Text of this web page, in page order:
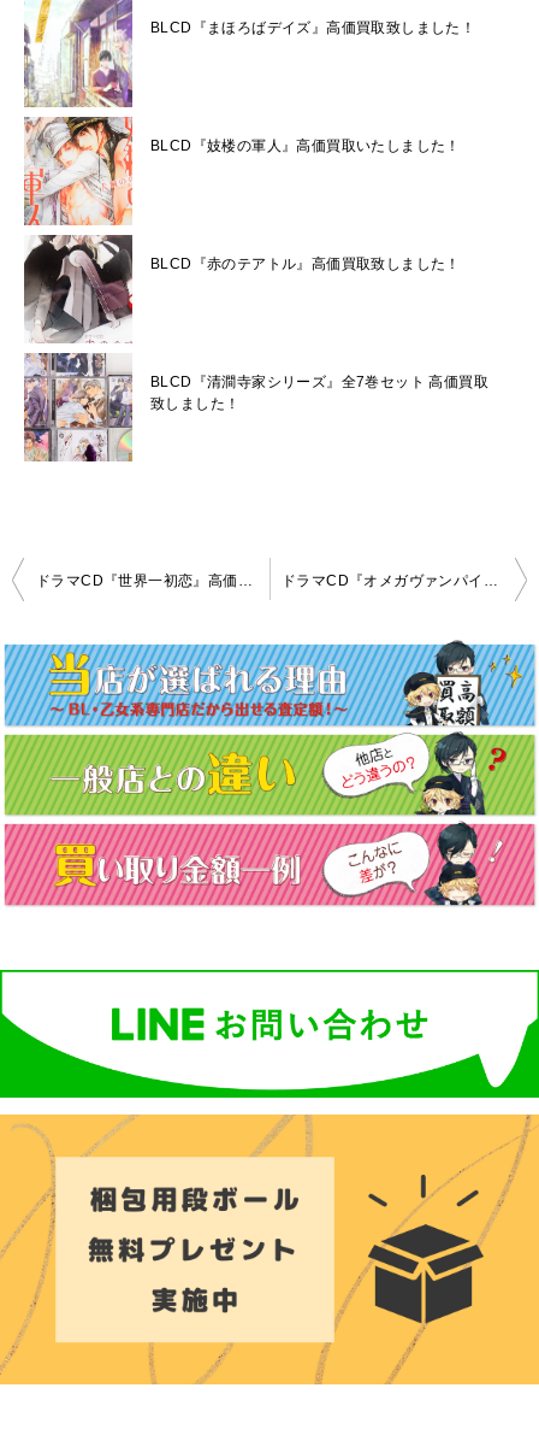
BLCD『まほろばデイズ』高価買取致しました！
BLCD『妓楼の軍人』高価買取いたしました！
BLCD『赤のテアトル』高価買取致しました！
BLCD『清澗寺家シリーズ』全7巻セット 高価買取
致しました！
投
ナ
ビ
ゲ
ー
シ
ョ
ン
ドラマCD『世界一初恋』高価買取致しました！ ドラマCD『オメガヴァンパイア』高価買取致しました！